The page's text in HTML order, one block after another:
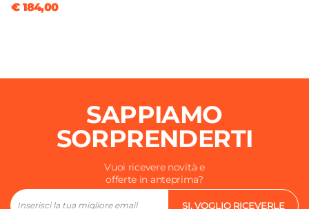
€ 184,00
SAPPIAMO
SORPRENDERTI
Vuoi ricevere novità e
offerte in anteprima?
SI, VOGLIO RICEVERLE